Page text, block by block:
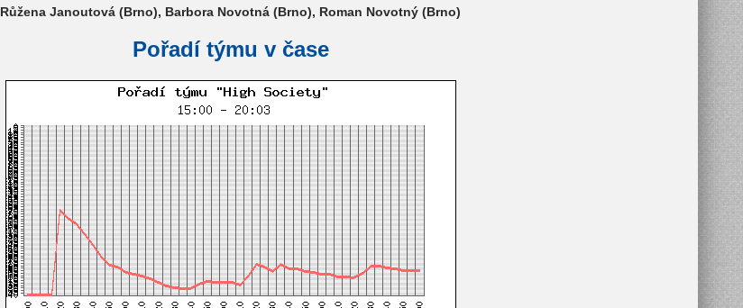
Růžena Janoutová (Brno), Barbora Novotná (Brno), Roman Novotný (Brno)
Pořadí týmu v čase